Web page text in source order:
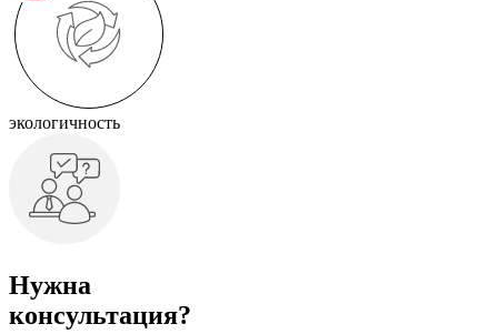
экологичность
Нужна
консультация?